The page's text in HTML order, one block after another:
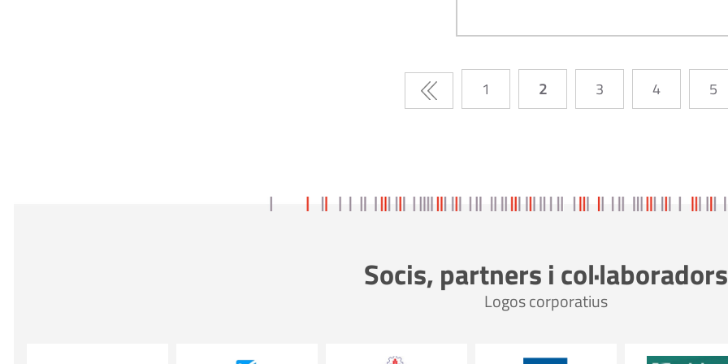
1 2 3 4 5
Socis, partners i col·laboradors
Logos corporatius